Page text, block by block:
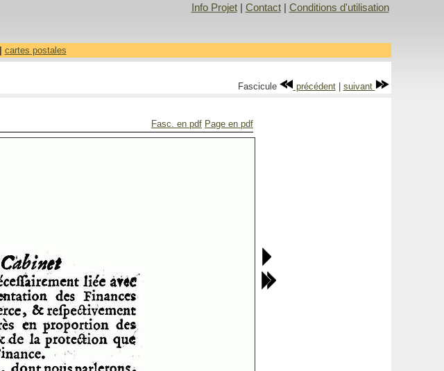
Info Projet| Contact| Conditions d'utilisation
cartes postales
Fascicule précédent| suivant
Fasc. en pdf Page en pdf